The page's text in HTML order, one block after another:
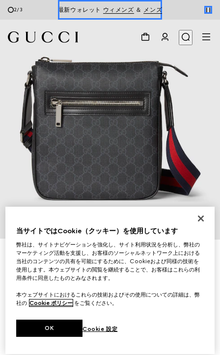
2/3 最新ウォレット ウィメンズ ＆ メンズ
/8
〔GG ブラック〕スモール メッセンジャーバッグ
￥214,500
（税込）
当サイトではCookie（クッキー）を使用しています
弊社は、サイトナビゲーションを強化し、サイト利用状況を分析し、弊社の
マーケティング活動を支援し、お客様のソーシャルネットワーク上における
当社のコンテンツの共有を可能にするために、Cookieおよび同様の技術を
使用します。本ウェブサイトの閲覧を継続することで、お客様はこれらの利
用条件に同意したものとみなされます。
本ウェブサイトにおけるこれらの技術およびその使用についての詳細は、弊
社の Cookie ポリシー をご覧ください。
Cookie 設定
OK